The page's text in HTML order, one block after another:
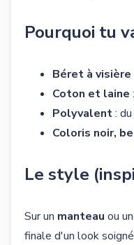
Pourquoi tu
Béret à visière
Coton et laine
Polyvalent:
Coloris noir,
Le style
Sur un manteau ou
finale d'un look